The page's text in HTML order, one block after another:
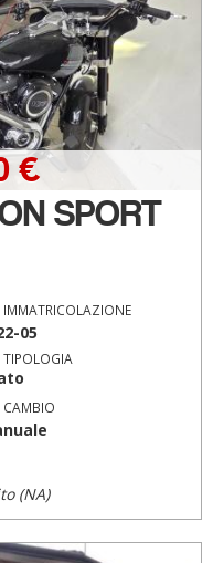
SPORT
€
IMMATRICOLAZIONE
05
TIPOLOGIA
CAMBIO
(NA)